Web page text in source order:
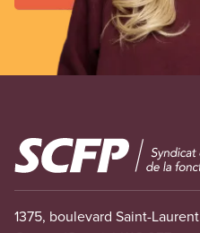
Image
1375, boulevard Saint-Laurent